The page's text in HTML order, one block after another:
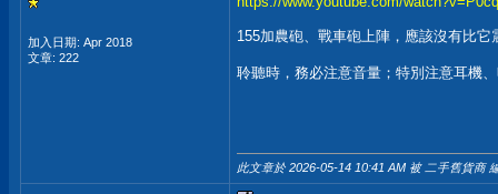
加入日期: Apr 2018
文章: 222
155加農砲、戰車砲上陣，應該沒有比它
聆聽時，務必注意音量；特別注意耳機
此文章於 2026-05-14 10:41 AM 被 二手舊貨商